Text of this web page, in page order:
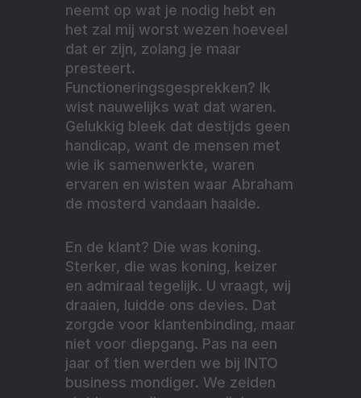
neemt op wat je nodig hebt en
het zal mij worst wezen hoeveel
dat er zijn, zolang je maar
presteert.
Functioneringsgesprekken? Ik
wist nauwelijks wat dat waren.
Gelukkig bleek dat destijds geen
handicap, want de mensen met
wie ik samenwerkte, waren
ervaren en wisten waar Abraham
de mosterd vandaan haalde.
En de klant? Die was koning.
Sterker, die was koning, keizer
en admiraal tegelijk. U vraagt, wij
draaien, luidde ons devies. Dat
zorgde voor klantenbinding, maar
niet voor diepgang. Pas na een
jaar of tien werden we bij INTO
business mondiger. We zeiden